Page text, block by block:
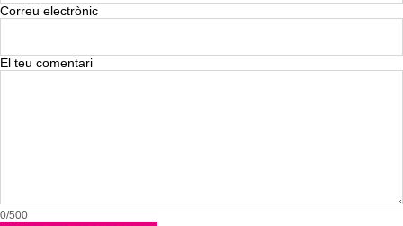
Correu electrònic
El teu comentari
0/500